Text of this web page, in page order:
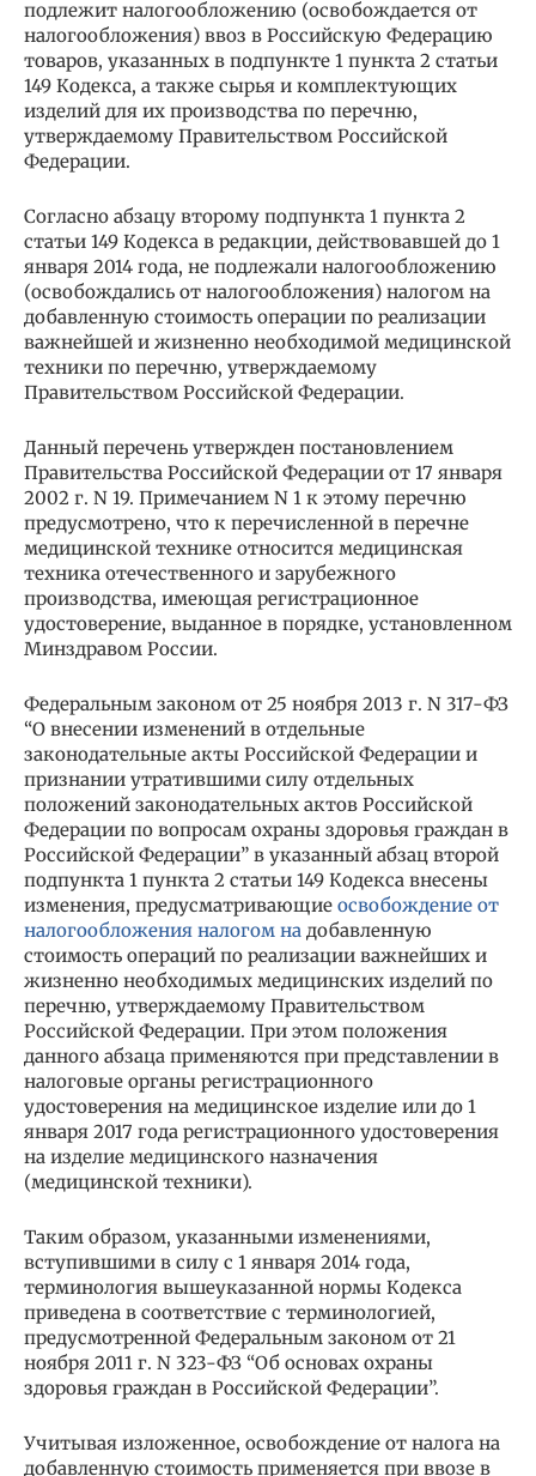
подлежит налогообложению (освобождается от
налогообложения) ввоз в Российскую Федерацию
товаров, указанных в подпункте 1 пункта 2 статьи
149 Кодекса, а также сырья и комплектующих
изделий для их производства по перечню,
утверждаемому Правительством Российской
Федерации.
Согласно абзацу второму подпункта 1 пункта 2
статьи 149 Кодекса в редакции, действовавшей до 1
января 2014 года, не подлежали налогообложению
(освобождались от налогообложения) налогом на
добавленную стоимость операции по реализации
важнейшей и жизненно необходимой медицинской
техники по перечню, утверждаемому
Правительством Российской Федерации.
Данный перечень утвержден постановлением
Правительства Российской Федерации от 17 января
2002 г. N 19. Примечанием N 1 к этому перечню
предусмотрено, что к перечисленной в перечне
медицинской технике относится медицинская
техника отечественного и зарубежного
производства, имеющая регистрационное
удостоверение, выданное в порядке, установленном
Минздравом России.
Федеральным законом от 25 ноября 2013 г. N 317-ФЗ
“О внесении изменений в отдельные
законодательные акты Российской Федерации и
признании утратившими силу отдельных
положений законодательных актов Российской
Федерации по вопросам охраны здоровья граждан в
Российской Федерации” в указанный абзац второй
подпункта 1 пункта 2 статьи 149 Кодекса внесены
изменения, предусматривающие освобождение от
налогообложения налогом на добавленную
стоимость операций по реализации важнейших и
жизненно необходимых медицинских изделий по
перечню, утверждаемому Правительством
Российской Федерации. При этом положения
данного абзаца применяются при представлении в
налоговые органы регистрационного
удостоверения на медицинское изделие или до 1
января 2017 года регистрационного удостоверения
на изделие медицинского назначения
(медицинской техники).
Таким образом, указанными изменениями,
вступившими в силу с 1 января 2014 года,
терминология вышеуказанной нормы Кодекса
приведена в соответствие с терминологией,
предусмотренной Федеральным законом от 21
ноября 2011 г. N 323-ФЗ “Об основах охраны
здоровья граждан в Российской Федерации”.
Учитывая изложенное, освобождение от налога на
добавленную стоимость применяется при ввозе в